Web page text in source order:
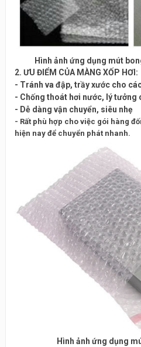
Hình ảnh ứng dụng mút
2. ƯU ĐIỂM CỦA MÀNG XỐP HƠI:
- Tránh va đập, trầy xước cho
- Chống thoát hơi nước, lý tưởng
- Dễ dàng vận chuyển, siêu nhẹ
- Rất phù hợp cho việc gói hàng
hiện nay để chuyển phát nhanh.
Hình ảnh ứng dụng